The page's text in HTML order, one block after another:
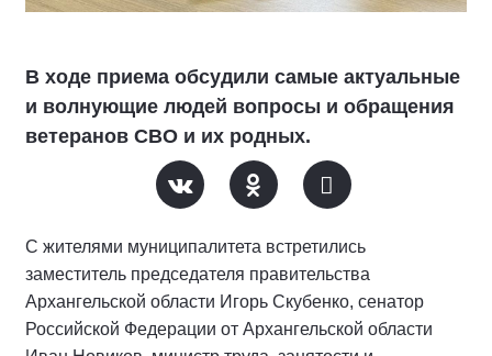
В ходе приема обсудили самые актуальные
и волнующие людей вопросы и обращения
ветеранов СВО и их родных.
С жителями муниципалитета встретились
заместитель председателя правительства
Архангельской области Игорь Скубенко, сенатор
Российской Федерации от Архангельской области